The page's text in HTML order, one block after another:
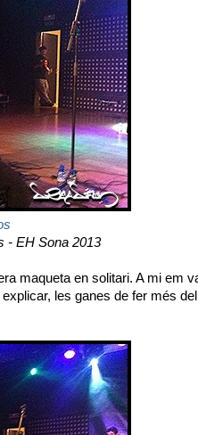
- EH Sona 2013
maqueta en solitari. A mi em
les ganes de fer més